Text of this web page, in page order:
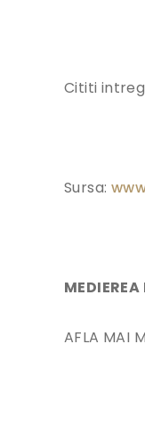
Cititi
Sursa:
AFLA MAI